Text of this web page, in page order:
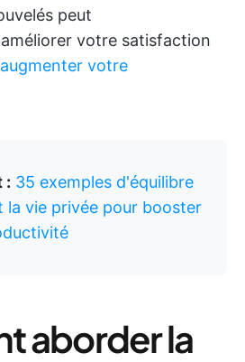
peut
votre satisfaction
augmenter votre
: 35 exemples d'équilibre
la vie privée pour booster
aborder la